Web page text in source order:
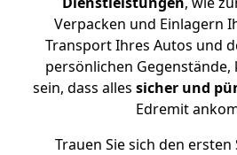
Verpacken und Einlagern
Transport Ihres Autos und
persönlichen Gegenstände,
sein, dass alles sicher und
Edremit
Trauen Sie sich den